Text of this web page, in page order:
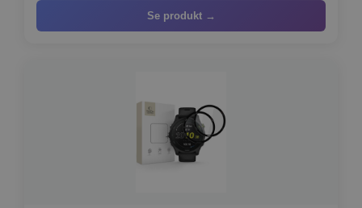
Se produkt →